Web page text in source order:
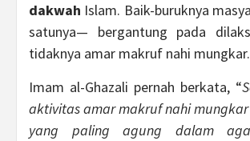
dakwah Islam. Baik-buruknya
satunya— bergantung pada
tidaknya amar makruf nahi mungkar.
Imam al-Ghazali pernah berkata, “
aktivitas amar makruf nahi
yang paling agung dalam